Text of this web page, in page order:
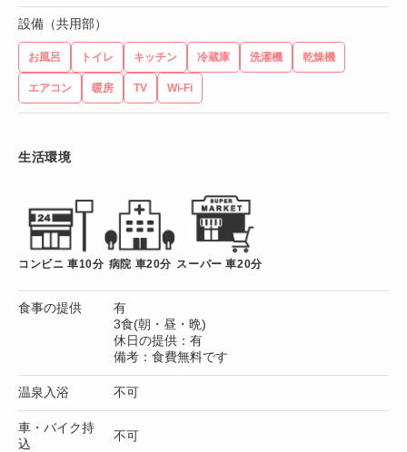
設備（共用部）
お風呂 トイレ キッチン 冷蔵庫 洗濯機 乾燥機
エアコン 暖房 TV Wi-Fi
生活環境
コンビニ 車10分 病院 車20分 スーパー 車20分
食事の提供
有
3食(朝・昼・晩)
休日の提供：有
備考：食費無料です
温泉入浴 不可
車・バイク持
込
不可